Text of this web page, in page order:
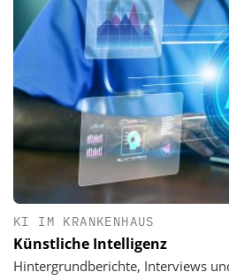
KI IM KRANKENHAUS
Künstliche Intelligenz
Hintergrundberichte, Interviews